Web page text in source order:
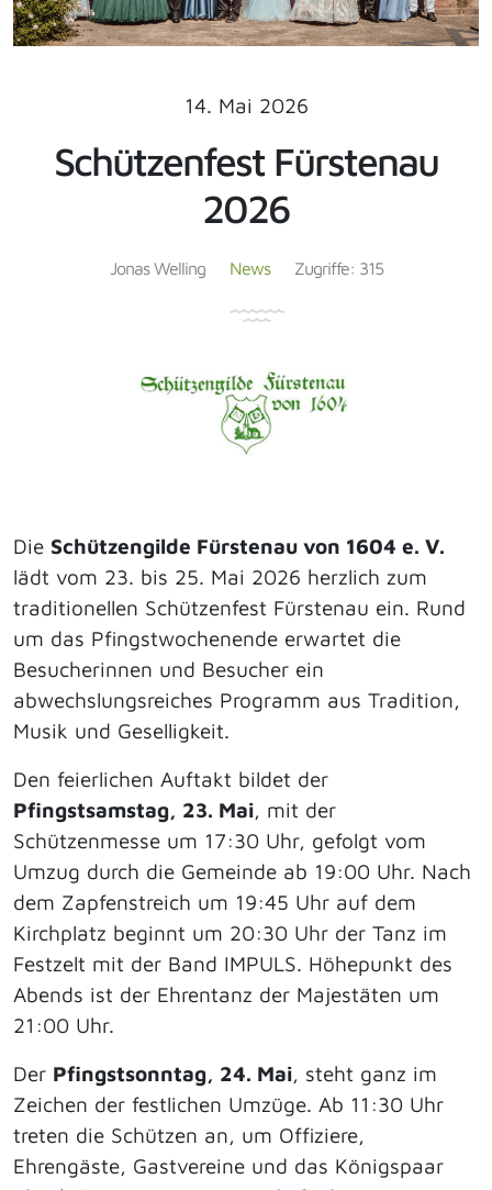
14. Mai 2026
Schützenfest Fürstenau
2026
Jonas Welling News Zugriffe: 315
Die Schützengilde Fürstenau von 1604 e. V.
lädt vom 23. bis 25. Mai 2026 herzlich zum
traditionellen Schützenfest Fürstenau ein. Rund
um das Pfingstwochenende erwartet die
Besucherinnen und Besucher ein
abwechslungsreiches Programm aus Tradition,
Musik und Geselligkeit.
Den feierlichen Auftakt bildet der
Pfingstsamstag, 23. Mai, mit der
Schützenmesse um 17:30 Uhr, gefolgt vom
Umzug durch die Gemeinde ab 19:00 Uhr. Nach
dem Zapfenstreich um 19:45 Uhr auf dem
Kirchplatz beginnt um 20:30 Uhr der Tanz im
Festzelt mit der Band IMPULS. Höhepunkt des
Abends ist der Ehrentanz der Majestäten um
21:00 Uhr.
Der Pfingstsonntag, 24. Mai, steht ganz im
Zeichen der festlichen Umzüge. Ab 11:30 Uhr
treten die Schützen an, um Offiziere,
Ehrengäste, Gastvereine und das Königspaar